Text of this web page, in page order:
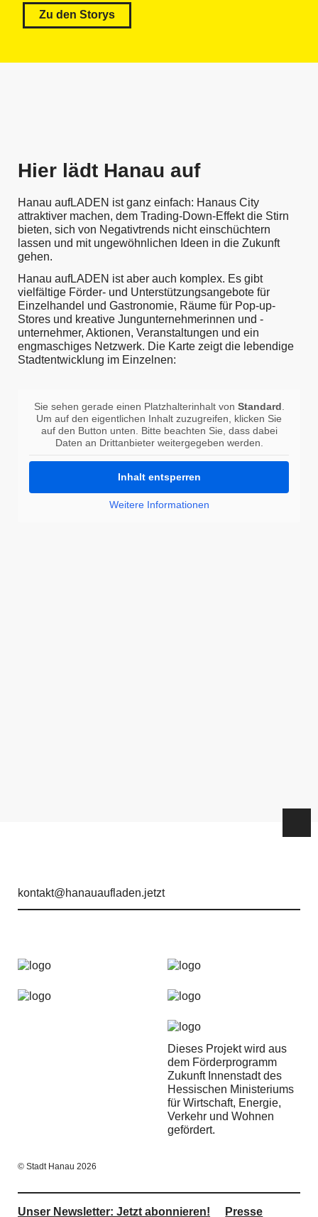
Zu den Storys
Hier lädt Hanau auf
Hanau aufLADEN ist ganz einfach: Hanaus City
attraktiver machen, dem Trading-Down-Effekt die Stirn
bieten, sich von Negativtrends nicht einschüchtern
lassen und mit ungewöhnlichen Ideen in die Zukunft
gehen.
Hanau aufLADEN ist aber auch komplex. Es gibt
vielfältige Förder- und Unterstützungsangebote für
Einzelhandel und Gastronomie, Räume für Pop-up-
Stores und kreative Jungunternehmerinnen und -
unternehmer, Aktionen, Veranstaltungen und ein
engmaschiges Netzwerk. Die Karte zeigt die lebendige
Stadtentwicklung im Einzelnen:
Sie sehen gerade einen Platzhalterinhalt von Standard
Um auf den eigentlichen Inhalt zuzugreifen, klicken Sie
auf den Button unten. Bitte beachten Sie, dass dabei
Daten an Drittanbieter weitergegeben werden.
Inhalt entsperren
Weitere Informationen
kontakt@hanauaufladen.jetzt
Dieses Projekt wird aus
dem Förderprogramm
Zukunft Innenstadt des
Hessischen Ministeriums
für Wirtschaft, Energie,
Verkehr und Wohnen
gefördert.
© Stadt Hanau 2026
Unser Newsletter: Jetzt abonnieren! Presse